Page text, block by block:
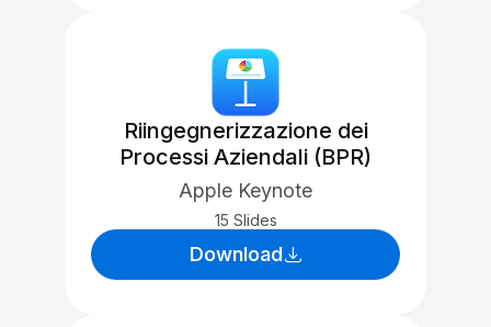
Riingegnerizzazione dei
Processi Aziendali (BPR)
Apple Keynote
15 Slides
Download